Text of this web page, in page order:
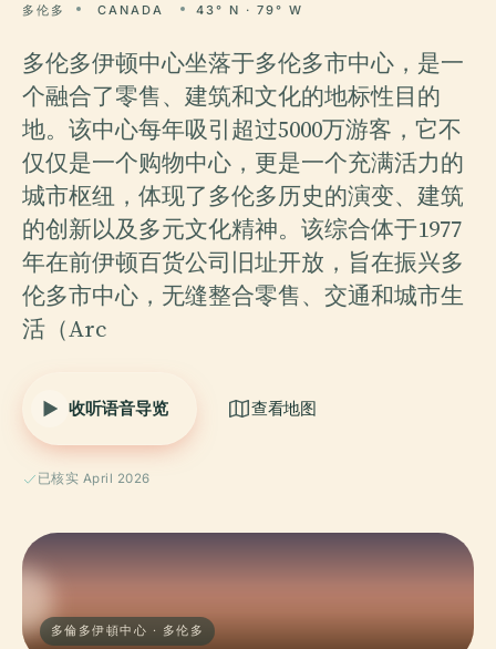
多伦多 CANADA 43° N · 79° W
多伦多伊顿中心坐落于多伦多市中心，是一
个融合了零售、建筑和文化的地标性目的
地。该中心每年吸引超过5000万游客，它不
仅仅是一个购物中心，更是一个充满活力的
城市枢纽，体现了多伦多历史的演变、建筑
的创新以及多元文化精神。该综合体于1977
年在前伊顿百货公司旧址开放，旨在振兴多
伦多市中心，无缝整合零售、交通和城市生
活（Arc
收听语音导览 查看地图
已核实 April 2026
多倫多伊頓中心 · 多伦多